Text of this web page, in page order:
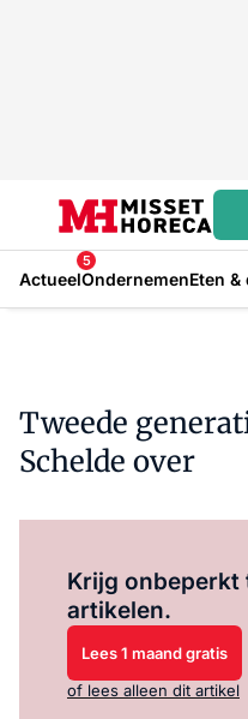
Actueel
5
OndernemenEten
Tweede
Schelde over
Krijg onbeperkt
artikelen.
Lees 1 maand gratis
of lees alleen dit artikel